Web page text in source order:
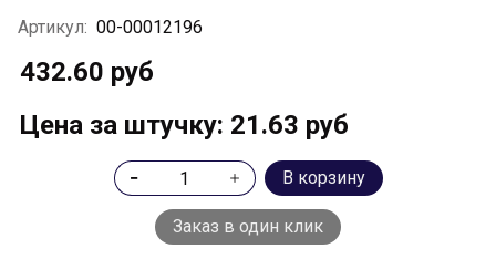
Артикул: 00-00012196
432.60 руб
Цена за штучку: 21.63 руб
В корзину
Заказ в один клик